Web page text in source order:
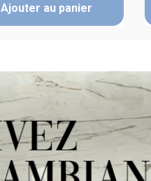
Ajouter au panier